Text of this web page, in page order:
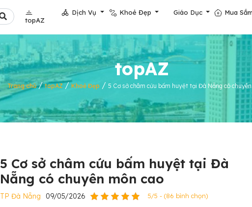
topAZ
Dịch Vụ Khoẻ Đẹp Giáo Dục Mua
topAZ
Trang chủ/topAZ/Khoẻ Đẹp / 5 Cơ sở châm cứu bấm huyệt tại Đà Nẵng có
5 Cơ sở châm cứu bấm huyệt tại Đà
Nẵng có chuyên môn cao
TP Đà Nẵng 09/05/2026 5/5 - (86 bình chọn)